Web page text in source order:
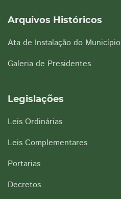
Arquivos Históricos
Ata de Instalação do Município
Galeria de Presidentes
Legislações
Leis Ordinárias
Leis Complementares
Portarias
Decretos